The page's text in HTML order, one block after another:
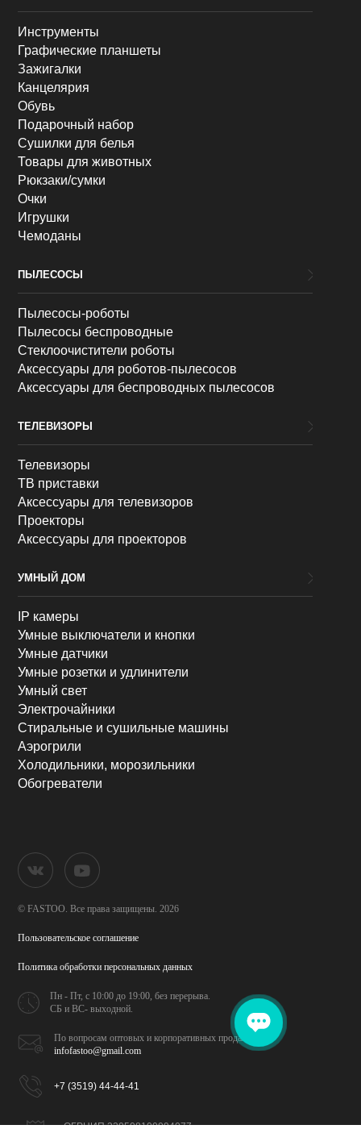
Инструменты
Графические планшеты
Зажигалки
Канцелярия
Обувь
Подарочный набор
Сушилки для белья
Товары для животных
Рюкзаки/сумки
Очки
Игрушки
Чемоданы
ПЫЛЕСОСЫ
Пылесосы-роботы
Пылесосы беспроводные
Стеклоочистители роботы
Аксессуары для роботов-пылесосов
Аксессуары для беспроводных пылесосов
ТЕЛЕВИЗОРЫ
Телевизоры
ТВ приставки
Аксессуары для телевизоров
Проекторы
Аксессуары для проекторов
УМНЫЙ ДОМ
IP камеры
Умные выключатели и кнопки
Умные датчики
Умные розетки и удлинители
Умный свет
Электрочайники
Стиральные и сушильные машины
Аэрогрили
Холодильники, морозильники
Обогреватели
© FASTOO. Все права защищены. 2026
Пользовательское соглашение
Политика обработкиперсональных данных
Пн - Пт, с 10:00 до 19:00,без перерыва.
СБ и ВС- выходной.
По вопросам оптовых икорпоративных продаж
infofastoo@gmail.com
+7 (3519) 44-44-41
ОГРНИП 320508100094077